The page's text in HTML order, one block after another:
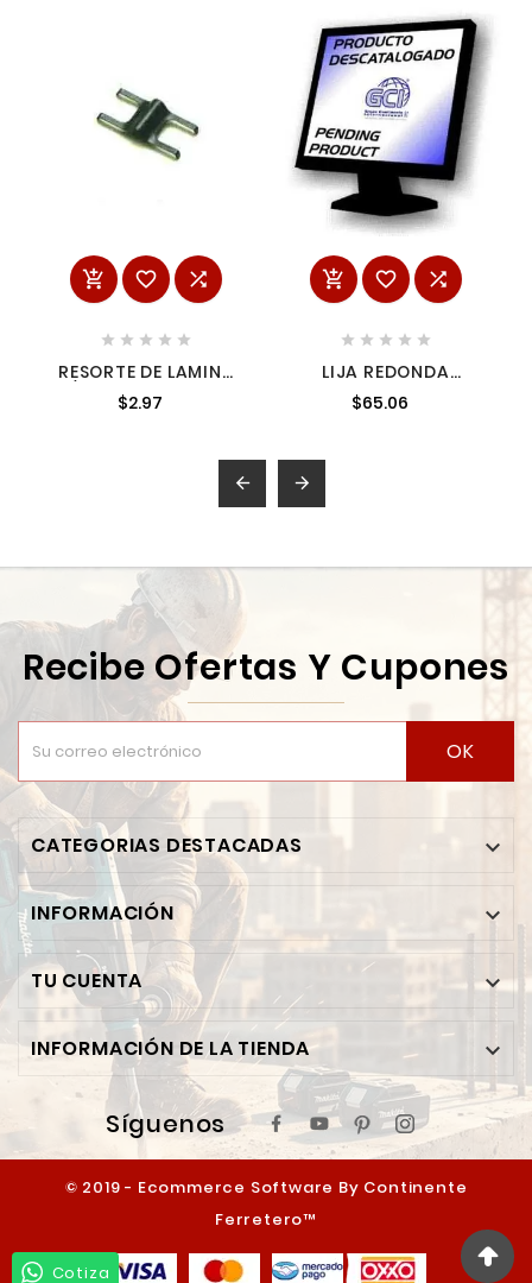
  
    
RESORTE DE LAMINA
P/JR3050T 2322218
$2.97
  
    
LIJA REDONDA
VELCRO 5' 7945188
7945188
$65.06
 
Recibe Ofertas Y Cupones
OK
CATEGORIAS DESTACADAS 
INFORMACIÓN 
TU CUENTA 
INFORMACIÓN DE LA TIENDA 
Síguenos
© 2019 - Ecommerce Software By Continente
Ferretero™
Cotiza